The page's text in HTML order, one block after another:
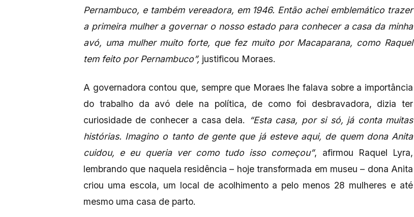
Pernambuco, e também vereadora, em 1946. Então achei emblemático trazer
a primeira mulher a governar o nosso estado para conhecer a casa da minha
avó, uma mulher muito forte, que fez muito por Macaparana, como Raquel
tem feito por Pernambuco”, justificou Moraes.
A governadora contou que, sempre que Moraes lhe falava sobre a importância
do trabalho da avó dele na política, de como foi desbravadora, dizia ter
curiosidade de conhecer a casa dela.
“Esta casa, por si só, já conta muitas
histórias. Imagino o tanto de gente que já esteve aqui, de quem dona Anita
cuidou, e eu queria ver como tudo isso começou”, afirmou Raquel Lyra,
lembrando que naquela residência – hoje transformada em museu – dona Anita
criou uma escola, um local de acolhimento a pelo menos 28 mulheres e até
mesmo uma casa de parto.